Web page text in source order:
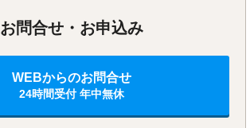
お問合せ・お申込み
WEBからのお問合せ
24時間受付 年中無休